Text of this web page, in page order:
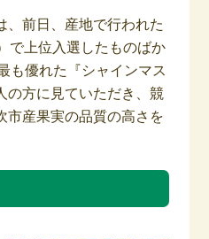
前日、産地で行われた
で上位入選したものばか
も優れた『シャインマス
の方に見ていただき、競
市産果実の品質の高さを